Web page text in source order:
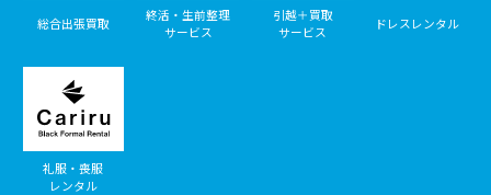
総合出張買取
終活・生前整理
サービス
引越＋買取
サービス
ドレスレンタル
礼服・喪服
レンタル